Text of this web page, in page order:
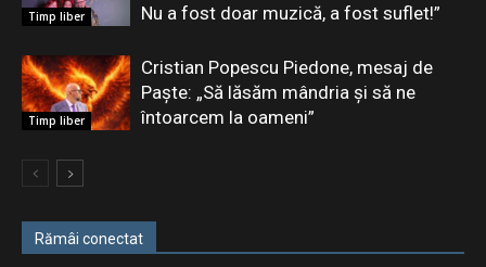
Timp liber
Nu a fost doar muzică, a fost suflet!”
Timp liber
Cristian Popescu Piedone, mesaj de
Paște: „Să lăsăm mândria și să ne
întoarcem la oameni”
Rămâi conectat